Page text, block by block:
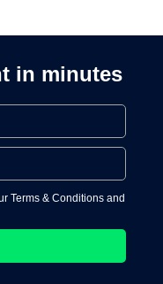
in minutes
Terms & Conditions and